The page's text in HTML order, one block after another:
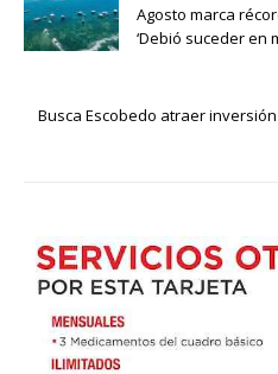
Agosto marca
‘Debió suceder en
Busca Escobedo atraer